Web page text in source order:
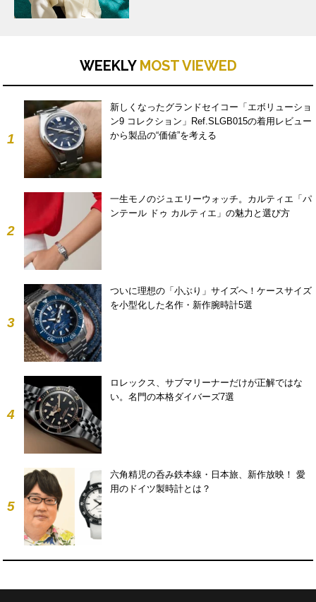
WEEKLY MOST VIEWED
1
新しくなったグランドセイコー「エボリューショ
ン9 コレクション」Ref.SLGB015の着用レビュー
から製品の“価値”を考える
2
一生モノのジュエリーウォッチ。カルティエ「パ
ンテール ドゥ カルティエ」の魅力と選び方
3
ついに理想の「小ぶり」サイズへ！ケースサイズ
を小型化した名作・新作腕時計5選
4
ロレックス、サブマリーナーだけが正解ではな
い。名門の本格ダイバーズ7選
5
六角精児の呑み鉄本線・日本旅、新作放映！ 愛
用のドイツ製時計とは？